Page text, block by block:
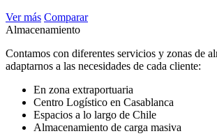
Ver más Comparar
Almacenamiento
Contamos con diferentes servicios y zonas de
adaptarnos a las necesidades de cada cliente:
En zona extraportuaria
Centro Logístico en Casablanca
Espacios a lo largo de Chile
Almacenamiento de carga masiva